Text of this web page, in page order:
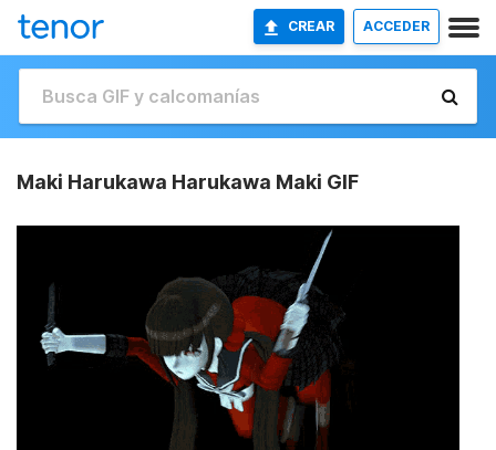
CREAR ACCEDER
Maki Harukawa Harukawa Maki GIF